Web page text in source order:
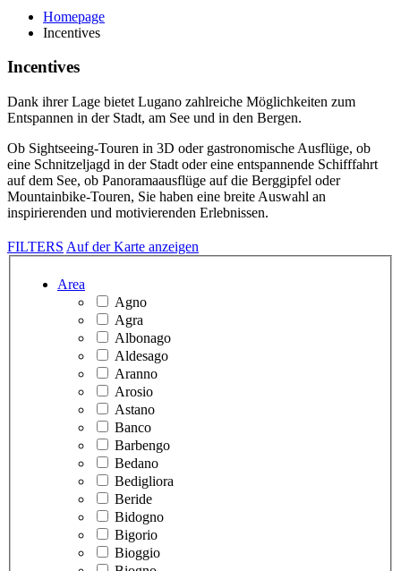
Homepage
Incentives
Incentives
Dank ihrer Lage bietet Lugano zahlreiche Möglichkeiten zum
Entspannen in der Stadt, am See und in den Bergen.
Ob Sightseeing-Touren in 3D oder gastronomische Ausflüge, ob
eine Schnitzeljagd in der Stadt oder eine entspannende Schifffahrt
auf dem See, ob Panoramaausflüge auf die Berggipfel oder
Mountainbike-Touren, Sie haben eine breite Auswahl an
inspirierenden und motivierenden Erlebnissen.
FILTERS Auf der Karte anzeigen
Area
Agno
Agra
Albonago
Aldesago
Aranno
Arosio
Astano
Banco
Barbengo
Bedano
Bedigliora
Beride
Bidogno
Bigorio
Bioggio